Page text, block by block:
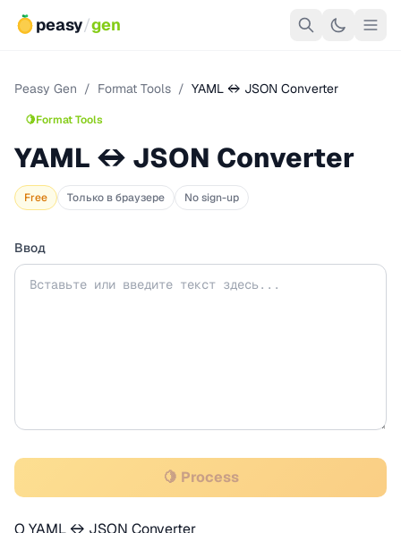
peasy/gen
Peasy Gen / Format Tools / YAML ↔ JSON Converter
🍋Format Tools
YAML ↔ JSON Converter
Free Только в браузере No sign-up
Ввод
🍋 Process
О YAML ↔ JSON Converter